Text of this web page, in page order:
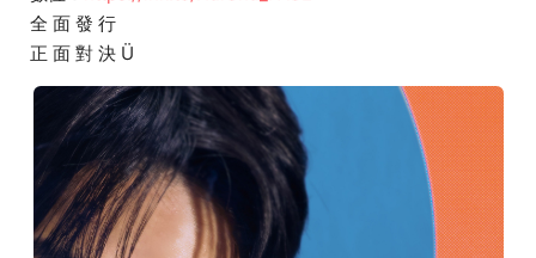
全 面 發 行
正 面 對 決 Ü